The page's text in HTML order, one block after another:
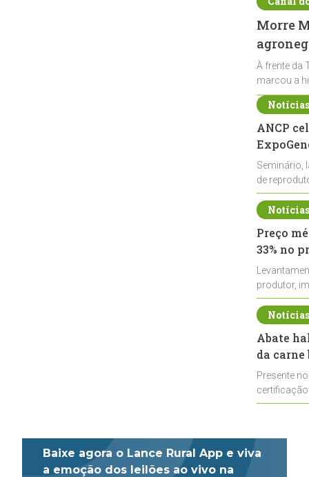
Morre
À frente da
marcou a
ANCP
Seminário,
de
durante a
Preço
33% no
produtor,
de leite cru
Abate
da
Presente
Baixe agora o Lance Rural App e viva
a emoção dos leilões ao vivo na